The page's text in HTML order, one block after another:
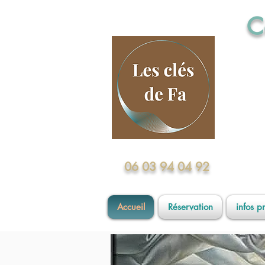
06 03 94 04 92
Accueil Réservation infos